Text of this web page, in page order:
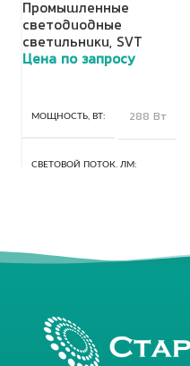
Промышленные
светодиодные
светильники, SVT
Цена по запросу
МОЩНОСТЬ, ВТ 288 Вт
СВЕТОВОЙ ПОТОК, ЛМ
КЛАСС ЗАЩИТЫ, IP 67